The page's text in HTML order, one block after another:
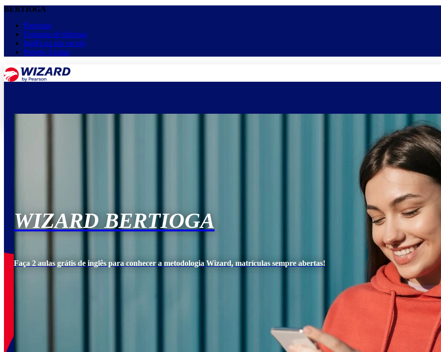
BERTIOGA
Parcerias
Franquia de Idiomas
Inglês na sua escola
Projeto Águias
Equipe
WIZARD BERTIOGA
Faça 2 aulas grátis de inglês para conhecer a metodologia Wizard, matrículas sempre abertas!